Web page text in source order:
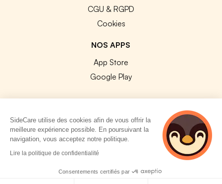
CGU & RGPD
Cookies
NOS APPS
App Store
Google Play
© 2026 SideCare. Tous droits réservés.
SideCare utilise des cookies afin de vous offrir la
meilleure expérience possible. En poursuivant la
navigation, vous acceptez notre politique.
Lire la politique de confidentialité
Consentements certifiés par
4 personnes
consultent
actuellement cette